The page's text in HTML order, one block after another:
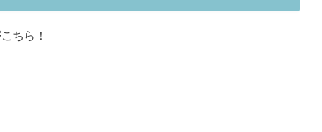
ちら！